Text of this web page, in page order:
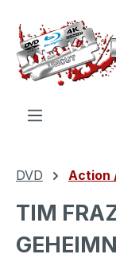
Zum Hauptinhalt
DVD Action
TIM